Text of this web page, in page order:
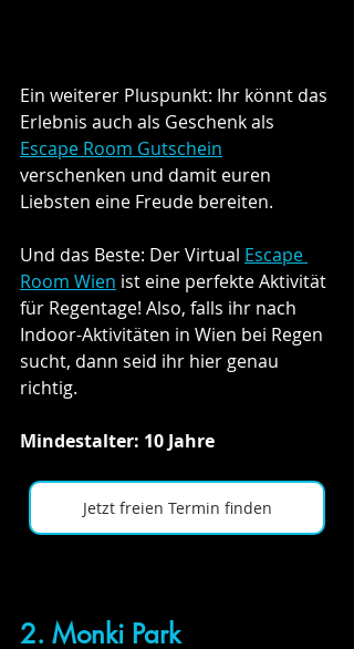
Ein weiterer Pluspunkt: Ihr könnt das
Erlebnis auch als Geschenk als
Escape Room Gutschein
verschenken und damit euren
Liebsten eine Freude bereiten.
Und das Beste: Der Virtual Escape
Room Wien ist eine perfekte Aktivität
für Regentage! Also, falls ihr nach
Indoor-Aktivitäten in Wien bei Regen
sucht, dann seid ihr hier genau
richtig.
Mindestalter: 10 Jahre
Jetzt freien Termin finden
2. Monki Park